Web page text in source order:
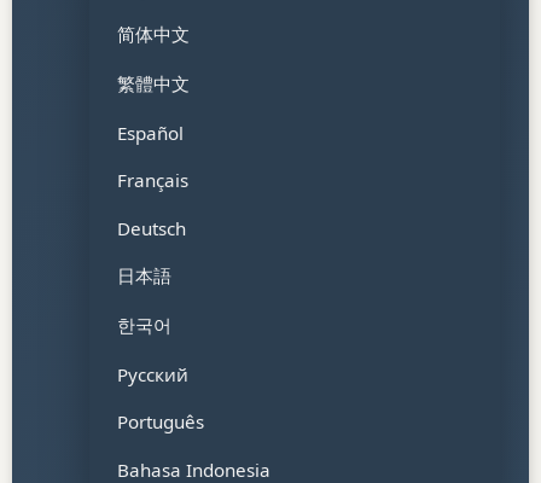
简体中文
繁體中文
Español
Français
Deutsch
日本語
한국어
Русский
Português
Bahasa Indonesia